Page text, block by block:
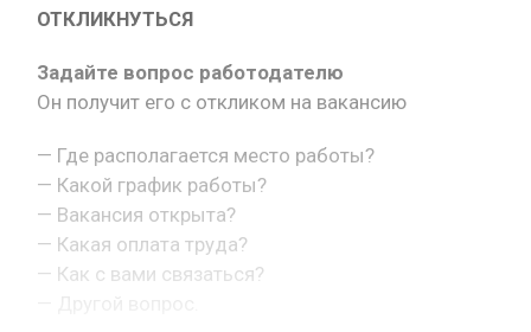
ОТКЛИКНУТЬСЯ
Задайте вопрос работодателю
Он получит его с откликом на вакансию
— Где располагается место работы?
— Какой график работы?
— Вакансия открыта?
— Какая оплата труда?
— Как с вами связаться?